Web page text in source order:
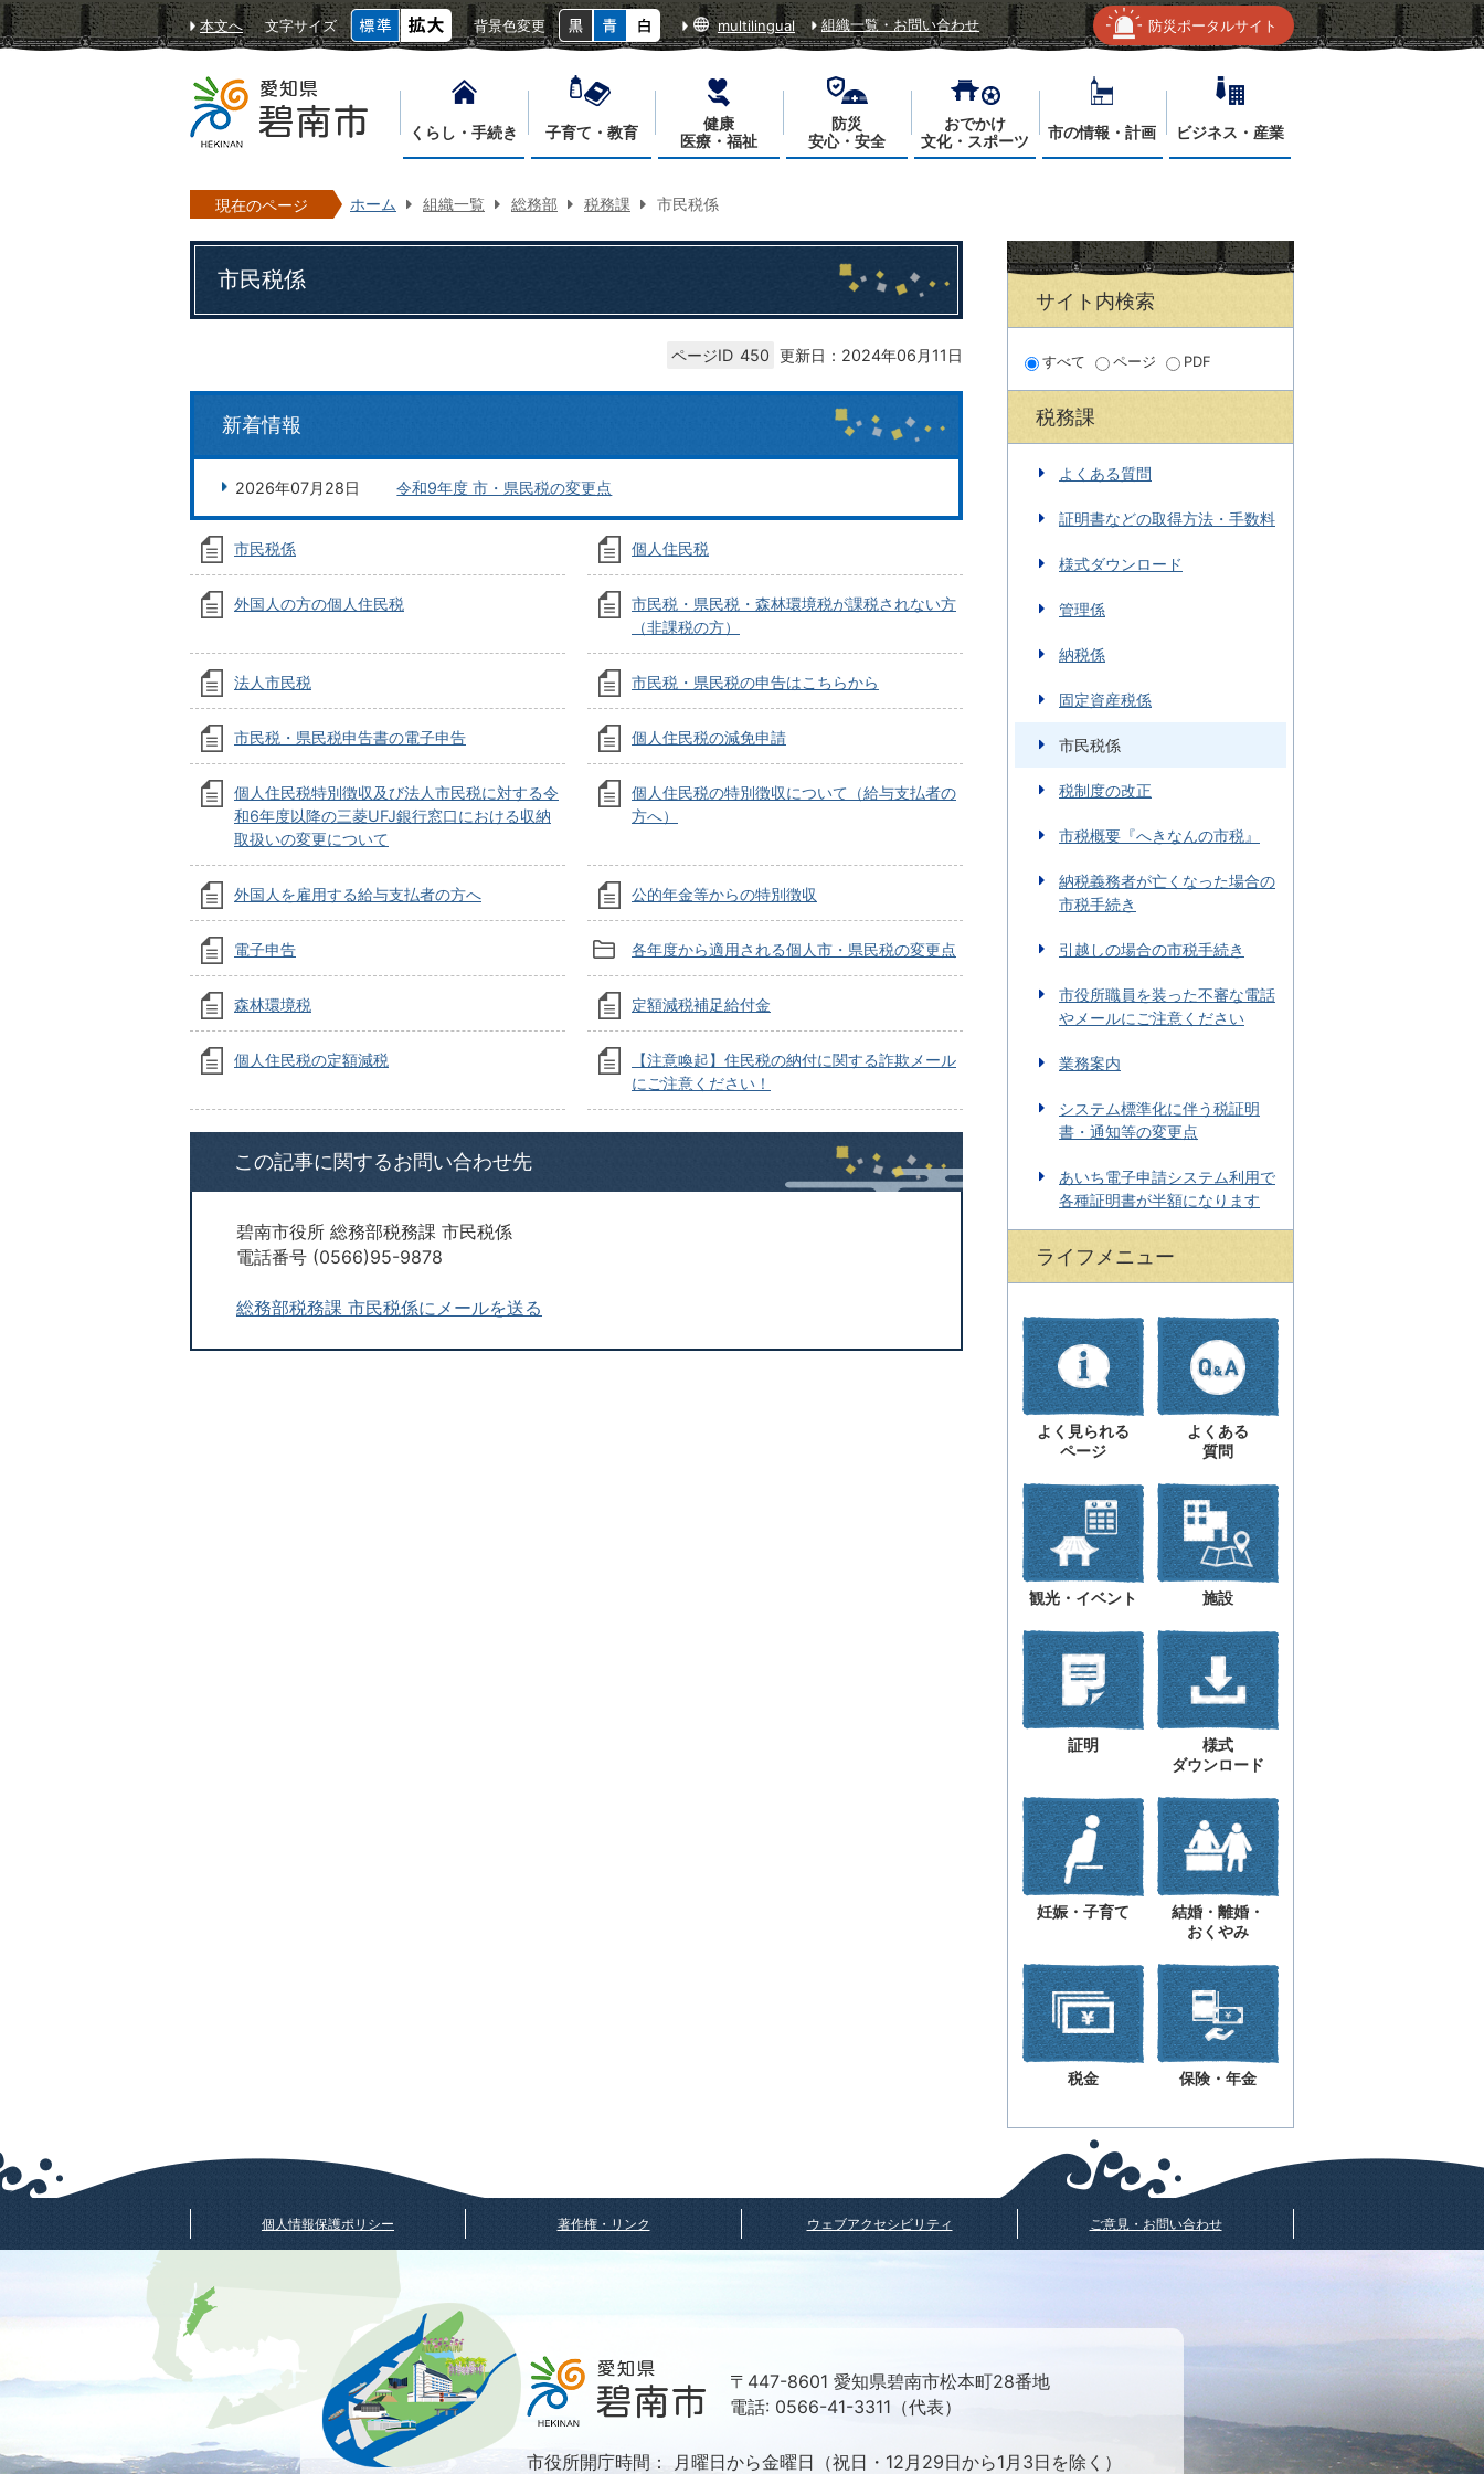
本文へ 文字サイズ 背景色変更 multilingual 組織一覧・お問い合わせ 防災ポータルサイト
くらし・手続き 子育て・教育
健康
医療・福祉
防災
安心・安全
おでかけ
文化・スポーツ
市の情報・計画 ビジネス・産業
現在のページ ホーム 組織一覧 総務部 税務課 市民税係
市民税係
ページID 450 更新日：2024年06月11日
新着情報
2026年07月28日 令和9年度 市・県民税の変更点
市民税係 個人住民税
外国人の方の個人住民税
市民税・県民税・森林環境税が課税されない方
（非課税の方）
法人市民税 市民税・県民税の申告はこちらから
市民税・県民税申告書の電子申告 個人住民税の減免申請
個人住民税特別徴収及び法人市民税に対する令
和6年度以降の三菱UFJ銀行窓口における収納
取扱いの変更について
個人住民税の特別徴収について（給与支払者の
方へ）
外国人を雇用する給与支払者の方へ 公的年金等からの特別徴収
電子申告 各年度から適用される個人市・県民税の変更点
森林環境税 定額減税補足給付金
個人住民税の定額減税
【注意喚起】住民税の納付に関する詐欺メール
にご注意ください！
この記事に関するお問い合わせ先
碧南市役所 総務部税務課 市民税係
電話番号 (0566)95-9878
総務部税務課 市民税係にメールを送る
サイト内検索
すべて ページ PDF
税務課
よくある質問
証明書などの取得方法・手数料
様式ダウンロード
管理係
納税係
固定資産税係
市民税係
税制度の改正
市税概要『へきなんの市税』
納税義務者が亡くなった場合の
市税手続き
引越しの場合の市税手続き
市役所職員を装った不審な電話
やメールにご注意ください
業務案内
システム標準化に伴う税証明
書・通知等の変更点
あいち電子申請システム利用で
各種証明書が半額になります
ライフメニュー
よく見られる
ページ
よくある
質問
観光・イベント 施設
証明
様式
ダウンロード
妊娠・子育て
結婚・離婚・
おくやみ
税金 保険・年金
個人情報保護ポリシー 著作権・リンク ウェブアクセシビリティ ご意見・お問い合わせ
〒447-8601 愛知県碧南市松本町28番地
電話: 0566-41-3311（代表）
市役所開庁時間： 月曜日から金曜日（祝日・12月29日から1月3日を除く）